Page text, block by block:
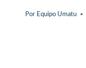
Por Equipo Umatu